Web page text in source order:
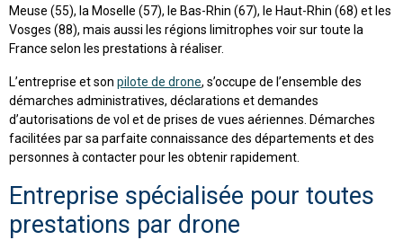
Meuse (55), la Moselle (57), le Bas-Rhin (67), le Haut-Rhin (68) et les
Vosges (88), mais aussi les régions limitrophes voir sur toute la
France selon les prestations à réaliser.
L’entreprise et son pilote de drone, s’occupe de l’ensemble des
démarches administratives, déclarations et demandes
d’autorisations de vol et de prises de vues aériennes. Démarches
facilitées par sa parfaite connaissance des départements et des
personnes à contacter pour les obtenir rapidement.
Entreprise spécialisée pour toutes
prestations par drone